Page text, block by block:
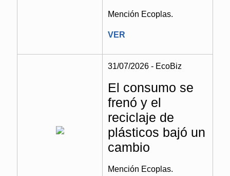
Mención Ecoplas.
VER
31/07/2026 - EcoBiz
El consumo se
frenó y el
reciclaje de
plásticos bajó un
cambio
Mención Ecoplas.